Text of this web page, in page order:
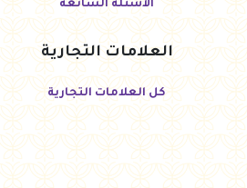
الأسئلة الشائعة
العلامات التجارية
كل العلامات التجارية